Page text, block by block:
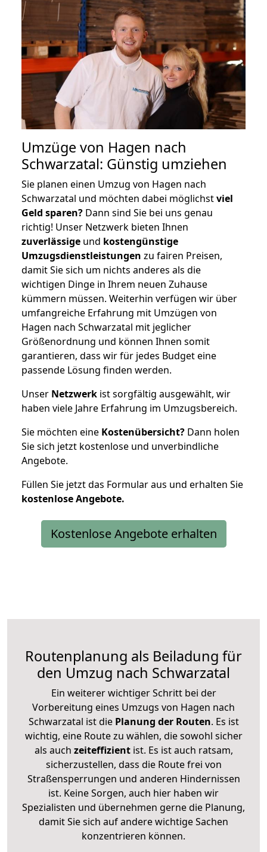
Umzüge von Hagen nach
Schwarzatal: Günstig umziehen
Sie planen einen Umzug von Hagen nach
Schwarzatal und möchten dabei möglichstviel
Geld sparen? Dann sind Sie bei uns genau
richtig! Unser Netzwerk bieten Ihnen
zuverlässige und kostengünstige
Umzugsdienstleistungen zu fairen Preisen,
damit Sie sich um nichts anderes als die
wichtigen Dinge in Ihrem neuen Zuhause
kümmern müssen. Weiterhin verfügen wir über
umfangreiche Erfahrung mit Umzügen von
Hagen nach Schwarzatal mit jeglicher
Größenordnung und können Ihnen somit
garantieren, dass wir für jedes Budget eine
passende Lösung finden werden.
Unser Netzwerk ist sorgfältig ausgewählt, wir
haben viele Jahre Erfahrung im Umzugsbereich.
Sie möchten eine Kostenübersicht? Dann holen
Sie sich jetzt kostenlose und unverbindliche
Angebote.
Füllen Sie jetzt das Formular aus und erhalten Sie
kostenloseAngebote.
Kostenlose Angebote erhalten
Routenplanung als Beiladung für
den Umzug nach Schwarzatal
Ein weiterer wichtiger Schritt bei der
Vorbereitung eines Umzugs von Hagen nach
Schwarzatal ist diePlanung der Routen. Es ist
wichtig, eine Route zu wählen, die sowohl sicher
als auch zeiteffizientist. Es ist auch ratsam,
sicherzustellen, dass die Route frei von
Straßensperrungen und anderen Hindernissen
ist. Keine Sorgen, auch hier haben wir
Spezialisten und übernehmen gerne die Planung,
damit Sie sich auf andere wichtige Sachen
konzentrieren können.